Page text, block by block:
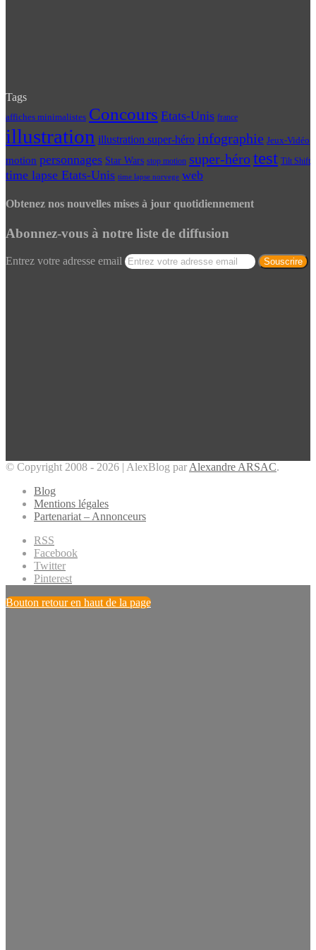
Tags
affiches minimalistes Concours Etats-Unis france
illustration illustration super-héro infographie Jeux-Vidéo
motion personnages Star Wars stop motion super-hérotest Tilt Shift
time lapse Etats-Unis time lapse norvege web
Obtenez nos nouvelles mises à jour quotidiennement
Abonnez-vous à notre liste de diffusion
Entrez votre adresse email
© Copyright 2008 - 2026 | AlexBlog par Alexandre ARSAC.
Blog
Mentions légales
Partenariat – Annonceurs
RSS
Facebook
Twitter
Pinterest
Bouton retour en haut de la page